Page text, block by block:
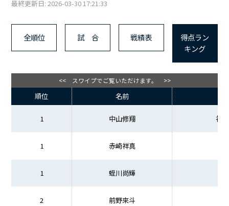
最終更新日: 2026-03-30 17:21:33
全順位 試 合 戦績表
得点ラン
キング
<< スワイプでご覧いただけます。 >>
順位 名前
1 中山修翔 福
1 赤崎祥真
1 蛭川尚輝
2 前野來斗